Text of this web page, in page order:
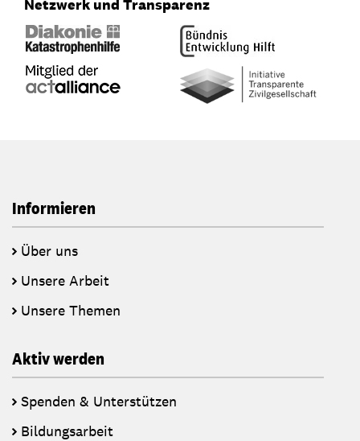
Netzwerk und Transparenz
Informieren
Über uns
Unsere Arbeit
Unsere Themen
Aktiv werden
Spenden & Unterstützen
Bildungsarbeit